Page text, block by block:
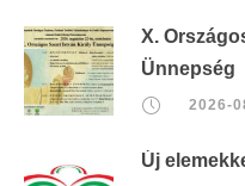
X.
Ünnepség
2026-
Új